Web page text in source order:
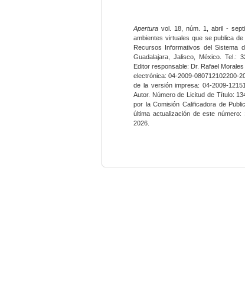
Apertura vol. 18, núm. 1, abril -
ambientes virtuales que se publica
Recursos Informativos del Sistema
Guadalajara, Jalisco, México. Tel.:
Editor responsable: Dr. Rafael
electrónica: 04-2009-080712102200-
de la versión impresa: 04-2009-
Autor. Número de Licitud de Título:
por la Comisión Calificadora de
última actualización de este
2026.